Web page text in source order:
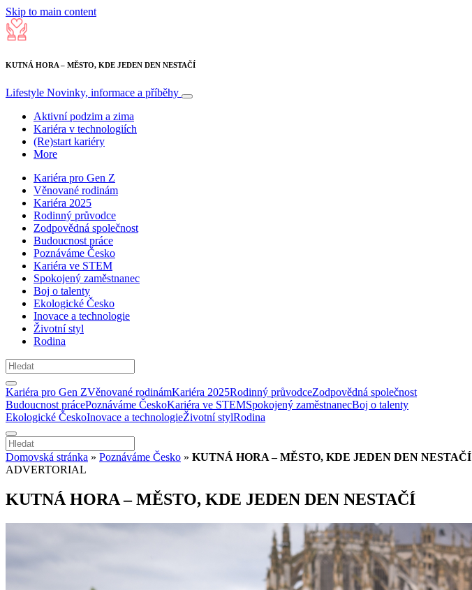
Skip to main content
KUTNÁ HORA – MĚSTO, KDE JEDEN DEN NESTAČÍ
Lifestyle Novinky, informace a příběhy
Aktivní podzim a zima
Kariéra v technologiích
(Re)start kariéry
More
Kariéra pro Gen Z
Věnované rodinám
Kariéra 2025
Rodinný průvodce
Zodpovědná společnost
Budoucnost práce
Poznáváme Česko
Kariéra ve STEM
Spokojený zaměstnanec
Boj o talenty
Ekologické Česko
Inovace a technologie
Životní styl
Rodina
Kariéra pro Gen ZVěnované rodinámKariéra 2025Rodinný průvodceZodpovědná společnost
Budoucnost prácePoznáváme ČeskoKariéra ve STEMSpokojený zaměstnanecBoj o talenty
Ekologické ČeskoInovace a technologieŽivotní stylRodina
Domovská stránka » Poznáváme Česko » KUTNÁ HORA – MĚSTO, KDE JEDEN DEN NESTAČÍ
ADVERTORIAL
KUTNÁ HORA – MĚSTO, KDE JEDEN DEN NESTAČÍ